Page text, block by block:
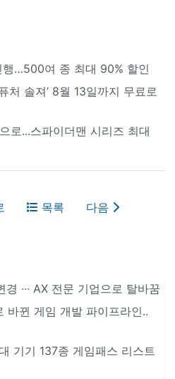
행…500여 종 최대 90% 할인
처 솔져’ 8월 13일까지 무료로
로...스파이더맨 시리즈 최대
목록 다음
경 ∙∙∙ AX 전문 기업으로 탈바꿈
바뀐 게임 개발 파이프라인..
기기 137종 게임패스 리스트